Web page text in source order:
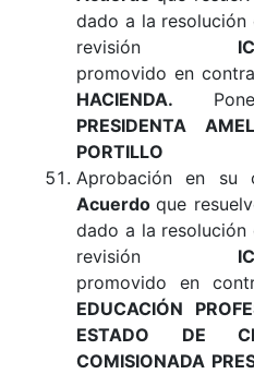
dado a la
revisión
promovido en
HACIENDA.
PRESIDENTA
PORTILLO
Aprobación en su
Acuerdoque
dado a la
revisión
promovido en
EDUCACIÓN
ESTADO DE
COMISIONADA